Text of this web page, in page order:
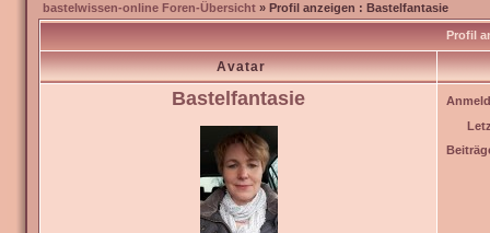
bastelwissen-online Foren-Übersicht » Profil anzeigen : Bastelfantasie
Profil
Avatar
Bastelfantasie